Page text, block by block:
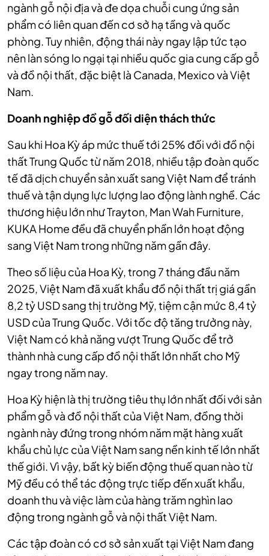
ngành gỗ nội địa và đe dọa chuỗi cung ứng sản
phẩm có liên quan đến cơ sở hạ tầng và quốc
phòng. Tuy nhiên, động thái này ngay lập tức tạo
nên làn sóng lo ngại tại nhiều quốc gia cung cấp gỗ
và đồ nội thất, đặc biệt là Canada, Mexico và Việt
Nam.
Doanh nghiệp đồ gỗ đối diện thách thức
Sau khi Hoa Kỳ áp mức thuế tới 25% đối với đồ nội
thất Trung Quốc từ năm 2018, nhiều tập đoàn quốc
tế đã dịch chuyển sản xuất sang Việt Nam để tránh
thuế và tận dụng lực lượng lao động lành nghề. Các
thương hiệu lớn như Trayton, Man Wah Furniture,
KUKA Home đều đã chuyển phần lớn hoạt động
sang Việt Nam trong những năm gần đây.
Theo số liệu của Hoa Kỳ, trong 7 tháng đầu năm
2025, Việt Nam đã xuất khẩu đồ nội thất trị giá gần
8,2 tỷ USD sang thị trường Mỹ, tiệm cận mức 8,4 tỷ
USD của Trung Quốc. Với tốc độ tăng trưởng này,
Việt Nam có khả năng vượt Trung Quốc để trở
thành nhà cung cấp đồ nội thất lớn nhất cho Mỹ
ngay trong năm nay.
Hoa Kỳ hiện là thị trường tiêu thụ lớn nhất đối với sản
phẩm gỗ và đồ nội thất của Việt Nam, đồng thời
ngành này đứng trong nhóm năm mặt hàng xuất
khẩu chủ lực của Việt Nam sang nền kinh tế lớn nhất
thế giới. Vì vậy, bất kỳ biến động thuế quan nào từ
Mỹ đều có thể tác động trực tiếp đến xuất khẩu,
doanh thu và việc làm của hàng trăm nghìn lao
động trong ngành gỗ và nội thất Việt Nam.
Các tập đoàn có cơ sở sản xuất tại Việt Nam đang